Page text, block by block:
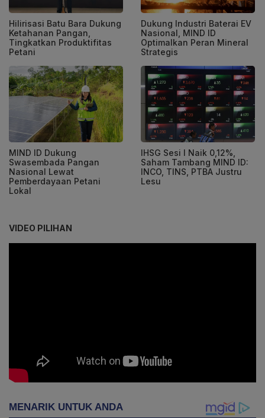
Hilirisasi Batu Bara Dukung
Ketahanan Pangan,
Tingkatkan Produktifitas
Petani
Dukung Industri Baterai EV
Nasional, MIND ID
Optimalkan Peran Mineral
Strategis
MIND ID Dukung
Swasembada Pangan
Nasional Lewat
Pemberdayaan Petani
Lokal
IHSG Sesi I Naik 0,12%,
Saham Tambang MIND ID:
INCO, TINS, PTBA Justru
Lesu
VIDEO PILIHAN